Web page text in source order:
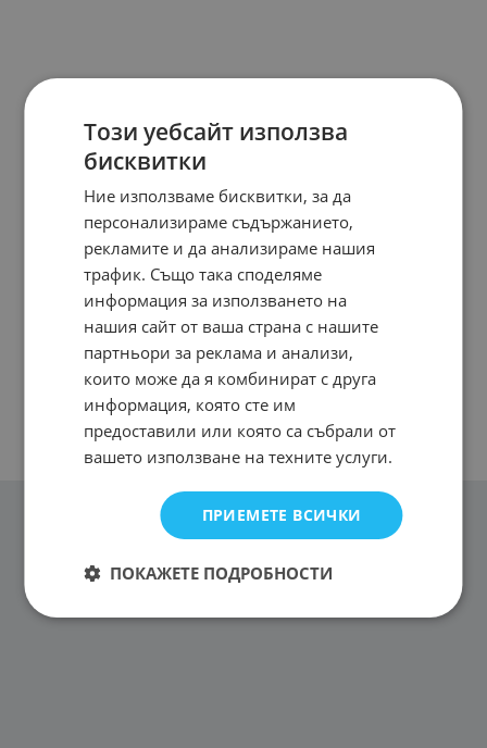
Този уебсайт използва
бисквитки
Ние използваме бисквитки, за да
персонализираме съдържанието,
рекламите и да анализираме нашия
трафик. Също така споделяме
информация за използването на
нашия сайт от ваша страна с нашите
партньори за реклама и анализи,
които може да я комбинират с друга
информация, която сте им
предоставили или която са събрали от
вашето използване на техните услуги.
ПРИЕМЕТЕ ВСИЧКИ
ПОКАЖЕТЕ ПОДРОБНОСТИ